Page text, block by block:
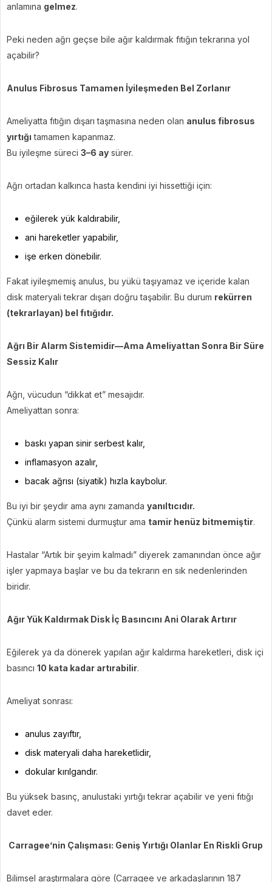
anlamına gelmez.
Peki neden ağrı geçse bile ağır kaldırmak fıtığın tekrarına yol
açabilir?
Anulus Fibrosus Tamamen İyileşmeden Bel Zorlanır
Ameliyatta fıtığın dışarı taşmasına neden olan anulus fibrosus
yırtığı tamamen kapanmaz.
Bu iyileşme süreci 3–6 ay sürer.
Ağrı ortadan kalkınca hasta kendini iyi hissettiği için:
eğilerek yük kaldırabilir,
ani hareketler yapabilir,
işe erken dönebilir.
Fakat iyileşmemiş anulus, bu yükü taşıyamaz ve içeride kalan
disk materyali tekrar dışarı doğru taşabilir. Bu durum rekürren
(tekrarlayan) bel fıtığıdır.
Ağrı Bir Alarm Sistemidir—Ama Ameliyattan Sonra Bir Süre
Sessiz Kalır
Ağrı, vücudun “dikkat et” mesajıdır.
Ameliyattan sonra:
baskı yapan sinir serbest kalır,
inflamasyon azalır,
bacak ağrısı (siyatik) hızla kaybolur.
Bu iyi bir şeydir ama aynı zamanda yanıltıcıdır.
Çünkü alarm sistemi durmuştur ama tamir henüz bitmemiştir.
Hastalar “Artık bir şeyim kalmadı” diyerek zamanından önce ağır
işler yapmaya başlar ve bu da tekrarın en sık nedenlerinden
biridir.
Ağır Yük Kaldırmak Disk İç Basıncını Ani Olarak Artırır
Eğilerek ya da dönerek yapılan ağır kaldırma hareketleri, disk içi
basıncı 10 kata kadar artırabilir.
Ameliyat sonrası:
anulus zayıftır,
disk materyali daha hareketlidir,
dokular kırılgandır.
Bu yüksek basınç, anulustaki yırtığı tekrar açabilir ve yeni fıtığı
davet eder.
Carragee’nin Çalışması: Geniş Yırtığı Olanlar En Riskli Grup
Bilimsel araştırmalara göre (Carragee ve arkadaşlarının 187